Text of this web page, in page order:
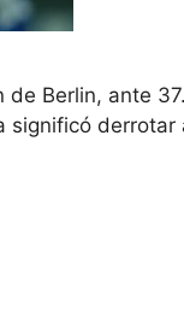
Berlin, ante